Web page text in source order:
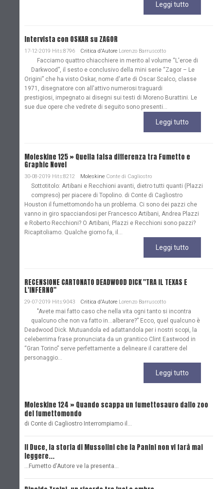
Leggi tutto
Intervista con OSKAR su ZAGOR
17-12-2019 Hits:8796 Critica d'Autore Lorenzo Barruscotto
Facciamo quattro chiacchiere in merito al volume “L'eroe di
Darkwood”, il sesto e conclusivo della mini serie “Zagor – Le
Origini” che ha visto Oskar, nome d'arte di Oscar Scalco, classe
1971, disegnatore con all'attivo numerosi traguardi
prestigiosi, impegnato ai disegni sui testi di Moreno Burattini. Le
sue due opere che vedrete di seguito sono presenti...
Leggi tutto
Moleskine 125 » Quella falsa differenza tra Fumetto e
Graphic Novel
30-08-2019 Hits:8212 Moleskine Conte di Cagliostro
Sottotitolo: Artibani e Recchioni avanti, dietro tutti quanti (Plazzi
compreso) per piacere di Topolino. di Conte di Cagliostro
Houston il fumettomondo ha un problema. Ci sono dei pazzi che
vanno in giro spacciandosi per Francesco Artibani, Andrea Plazzi
e Roberto Recchioni? O Artibani, Plazzi e Recchioni sono pazzi?
Ricapitoliamo. Qualche giorno fa, il...
Leggi tutto
RECENSIONE CARTONATO DEADWOOD DICK "TRA IL TEXAS E
L'INFERNO"
29-07-2019 Hits:9043 Critica d'Autore Lorenzo Barruscotto
"Avete mai fatto caso che nella vita ogni tanto si incontra
qualcuno che non va fatto in…alberare?” Ecco, quel qualcuno è
Deadwood Dick. Mutuandola ed adattandola per i nostri scopi, la
celeberrima frase pronunciata da un granitico Clint Eastwood in
“Gran Torino” serve perfettamente a delineare il carattere del
personaggio...
Leggi tutto
Moleskine 124 » Quando scappa un fumettosauro dallo zoo
del fumettomondo
di Conte di Cagliostro Interrompiamo il…
Il Duce, la storia di Mussolini che la Panini non vi farà mai
leggere...
...Fumetto d'Autore ve la presenta…